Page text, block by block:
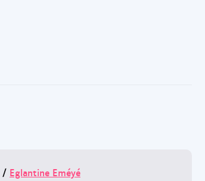
/ Eglantine Eméyé